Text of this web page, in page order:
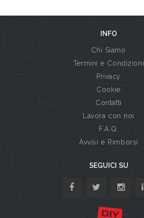
INFO
Chi Siamo
Termini e Condizioni
Privacy
Cookie
Contatti
Lavora con noi
F.A.Q.
Avvisi e Rimborsi
SEGUICI SU